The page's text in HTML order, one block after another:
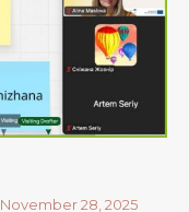
November 28, 2025